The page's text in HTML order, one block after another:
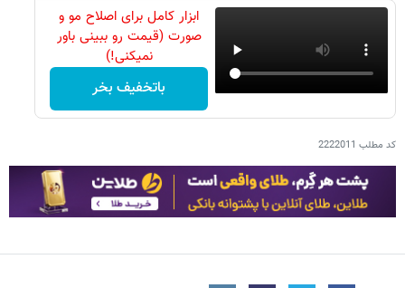
ابزار کامل برای اصلاح مو و
صورت (قیمت رو ببینی باور
نمیکنی!)
باتخفیف بخر
کد مطلب 2222011